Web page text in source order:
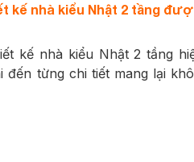
kế nhà kiểu Nhật 2 tầng
kế nhà kiểu Nhật 2 tầng
đến từng chi tiết mang lại